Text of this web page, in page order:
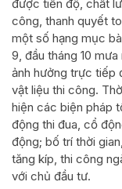
được tiến độ, chất
công, thanh quyết
một số hạng mục
9, đầu tháng 10
ảnh hưởng trực tiếp
vật liệu thi công.
hiện các biện pháp
động thi đua, cổ
động; bố trí thời
tăng kíp, thi công
với chủ đầu tư.